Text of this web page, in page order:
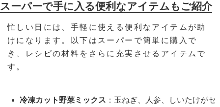
スーパーで手に入る便利なアイテムもご紹介
忙しい日には、手軽に使える便利なアイテムが助
けになります。以下はスーパーで簡単に購入で
き、レシピの材料をさらに充実させるアイテムで
す。
冷凍カット野菜ミックス ：玉ねぎ、人参、しいたけがセ